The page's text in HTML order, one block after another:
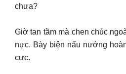
chưa?
Giờ tan tầm mà chen chúc
nực. Bày biện nấu nướng
cực.